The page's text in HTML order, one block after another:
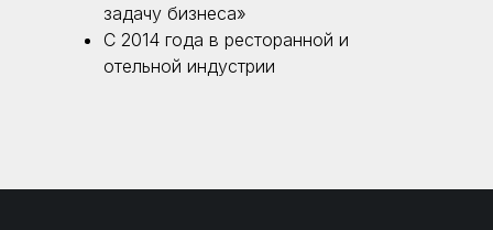
задачу бизнеса»
С 2014 года в ресторанной и
отельной индустрии